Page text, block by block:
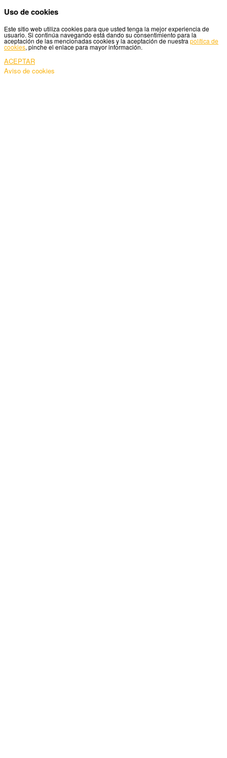
Uso de cookies
Este sitio web utiliza cookies para que usted tenga la mejor experiencia de
usuario. Si continúa navegando está dando su consentimiento para la
aceptación de las mencionadas cookies y la aceptación de nuestra política de
cookies, pinche el enlace para mayor información.
ACEPTAR
Aviso de cookies